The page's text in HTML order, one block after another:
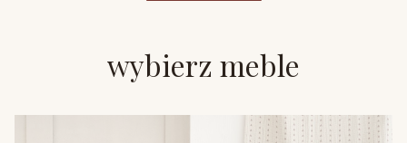
wybierz meble